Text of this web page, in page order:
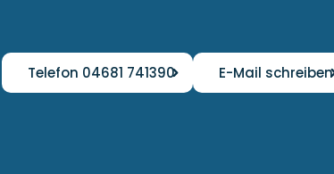
Telefon 04681 741390 E-Mail schreiben